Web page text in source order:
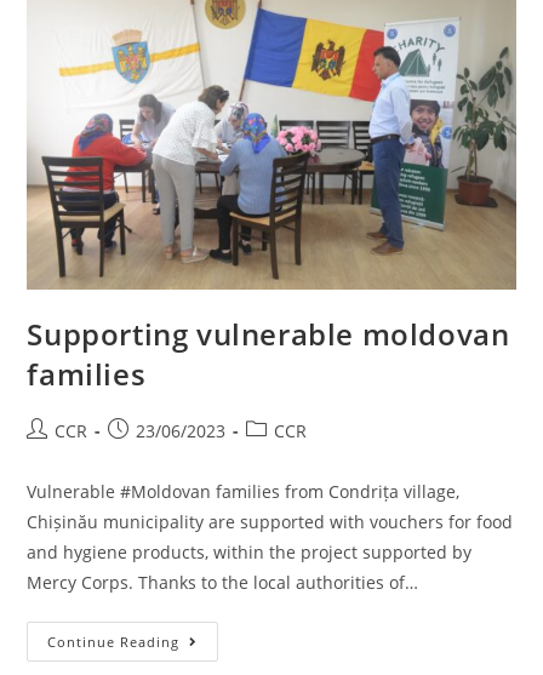
Supporting vulnerable moldovan
families
CCR 23/06/2023 CCR
Vulnerable #Moldovan families from Condrița village,
Chișinău municipality are supported with vouchers for food
and hygiene products, within the project supported by
Mercy Corps. Thanks to the local authorities of…
Continue Reading